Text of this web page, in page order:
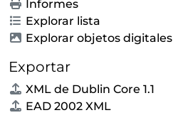
Informes
Explorar lista
Explorar objetos digitales
Exportar
XML de Dublin Core 1.1
EAD 2002 XML